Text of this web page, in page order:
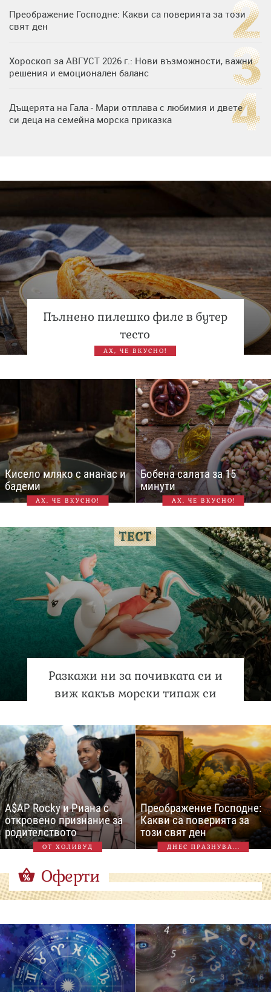
Преображение Господне: Какви са поверията за този
свят ден
Хороскоп за АВГУСТ 2026 г.: Нови възможности, важни
решения и емоционален баланс
Дъщерята на Гала - Мари отплава с любимия и двете
си деца на семейна морска приказка
Пълнено пилешко филе в бутер
тесто
АХ, ЧЕ ВКУСНО!
Кисело мляко с ананас и
бадеми
АХ, ЧЕ ВКУСНО!
Бобена салата за 15
минути
АХ, ЧЕ ВКУСНО!
Разкажи ни за почивката си и
виж какъв морски типаж си
A$AP Rocky и Риана с
откровено признание за
родителството
ОТ ХОЛИВУД
Преображение Господне:
Какви са поверията за
този свят ден
ДНЕС ПРАЗНУВА...
Оферти